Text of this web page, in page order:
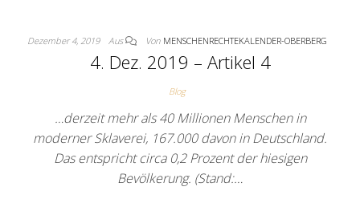
Dezember 4, 2019 Aus Von MENSCHENRECHTEKALENDER-OBERBERG
4. Dez. 2019 – Artikel 4
Blog
…derzeit mehr als 40 Millionen Menschen in
moderner Sklaverei, 167.000 davon in Deutschland.
Das entspricht circa 0,2 Prozent der hiesigen
Bevölkerung. (Stand:…